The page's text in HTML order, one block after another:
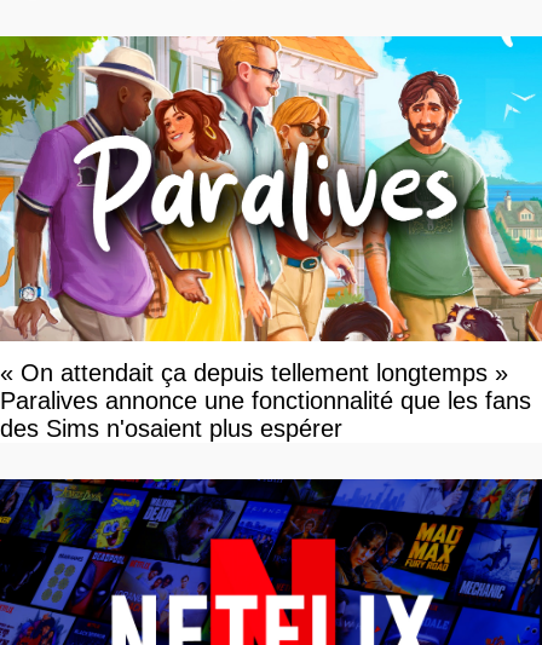
« On attendait ça depuis tellement longtemps »
Paralives annonce une fonctionnalité que les fans
des Sims n'osaient plus espérer